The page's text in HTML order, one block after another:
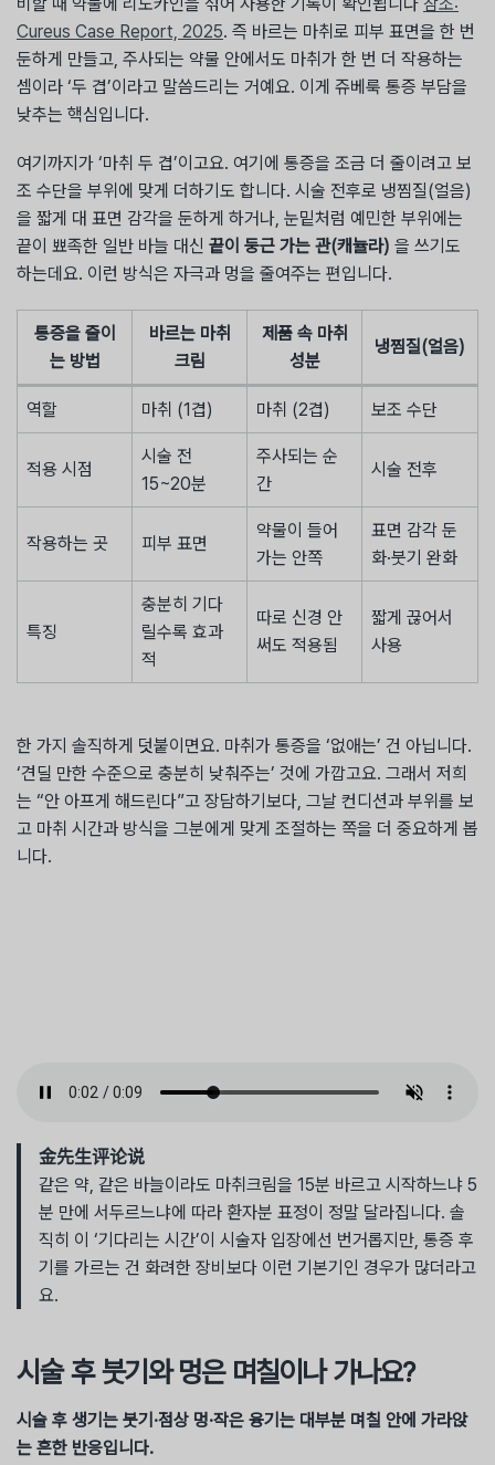
Cureus Case Report, 2025. 즉 바르는 마취로 피부 표면을 한 번
둔하게 만들고, 주사되는 약물 안에서도 마취가 한 번 더 작용하는
셈이라 ‘두 겹’이라고 말씀드리는 거예요. 이게 쥬베룩 통증 부담을
낮추는 핵심입니다.
여기까지가 ‘마취 두 겹’이고요. 여기에 통증을 조금 더 줄이려고 보
조 수단을 부위에 맞게 더하기도 합니다. 시술 전후로 냉찜질(얼음)
을 짧게 대 표면 감각을 둔하게 하거나, 눈밑처럼 예민한 부위에는
끝이 뾰족한 일반 바늘 대신 끝이 둥근 가는 관(캐뉼라) 을 쓰기도
하는데요. 이런 방식은 자극과 멍을 줄여주는 편입니다.
통증을 줄이
는 방법
바르는 마취
크림
제품 속 마취
성분
냉찜질(얼음)
역할 마취 (1겹) 마취 (2겹) 보조 수단
적용 시점
시술 전
15~20분
주사되는 순
간
시술 전후
작용하는 곳 피부 표면
약물이 들어
가는 안쪽
표면 감각 둔
화·붓기 완화
특징
충분히 기다
릴수록 효과
적
따로 신경 안
써도 적용됨
짧게 끊어서
사용
한 가지 솔직하게 덧붙이면요. 마취가 통증을 ‘없애는’ 건 아닙니다.
‘견딜 만한 수준으로 충분히 낮춰주는’ 것에 가깝고요. 그래서 저희
는 “안 아프게 해드린다”고 장담하기보다, 그날 컨디션과 부위를 보
고 마취 시간과 방식을 그분에게 맞게 조절하는 쪽을 더 중요하게 봅
니다.
金先生评论说
같은 약, 같은 바늘이라도 마취크림을 15분 바르고 시작하느냐 5
분 만에 서두르느냐에 따라 환자분 표정이 정말 달라집니다. 솔
직히 이 ‘기다리는 시간’이 시술자 입장에선 번거롭지만, 통증 후
기를 가르는 건 화려한 장비보다 이런 기본기인 경우가 많더라고
요.
시술 후 붓기와 멍은 며칠이나 가나요?
시술 후 생기는 붓기·점상 멍·작은 융기는 대부분 며칠 안에 가라앉
는 흔한 반응입니다.